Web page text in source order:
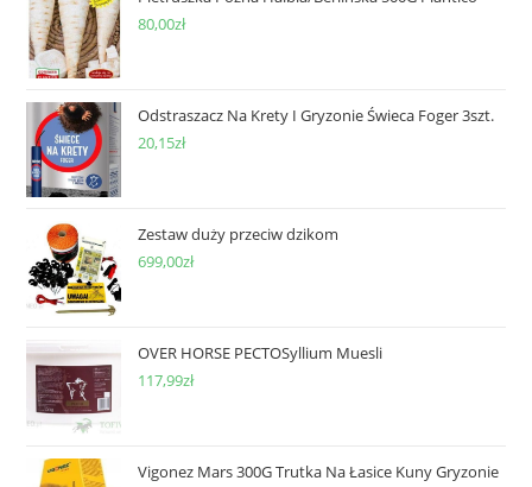
80,00zł
Odstraszacz Na Krety I Gryzonie Świeca Foger 3szt.
20,15zł
Zestaw duży przeciw dzikom
699,00zł
OVER HORSE PECTOSyllium Muesli
117,99zł
Vigonez Mars 300G Trutka Na Łasice Kuny Gryzonie